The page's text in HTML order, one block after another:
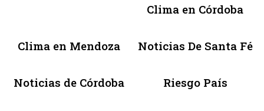
Clima en Córdoba
Clima en Mendoza Noticias De Santa Fé
Noticias de Córdoba Riesgo País